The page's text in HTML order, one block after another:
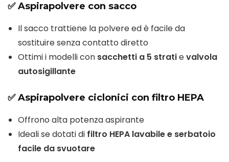
✅ Aspirapolvere con sacco
Il sacco trattiene la polvere ed è facile da
sostituire senza contatto diretto
Ottimi i modelli con sacchetti a 5 stratievalvola
autosigillante
✅ Aspirapolvere ciclonici con filtro HEPA
Offrono alta potenza aspirante
Ideali se dotati di filtro HEPA lavabile e serbatoio
facile da svuotare